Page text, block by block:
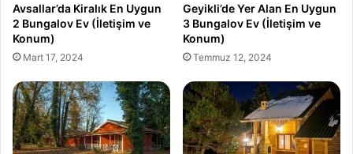
Avsallar’da Kiralık En Uygun
2 Bungalov Ev (İletişim ve
Konum)
Mart 17, 2024
Geyikli’de Yer Alan En Uygun
3 Bungalov Ev (İletişim ve
Konum)
Temmuz 12, 2024